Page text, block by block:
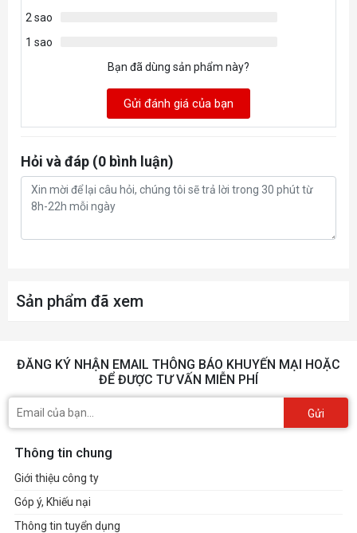
2 sao
1 sao
Bạn đã dùng sản phẩm này?
Gửi đánh giá của bạn
Hỏi và đáp (0 bình luận)
Sản phẩm đã xem
ĐĂNG KÝ NHẬN EMAIL THÔNG BÁO KHUYẾN MẠI HOẶC
ĐỂ ĐƯỢC TƯ VẤN MIỄN PHÍ
Gửi
Thông tin chung
Giới thiệu công ty
Góp ý, Khiếu nại
Thông tin tuyển dụng